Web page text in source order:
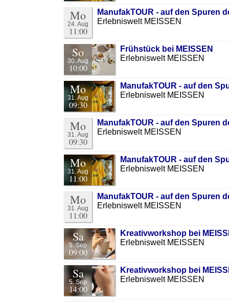
Mo
24. Aug
11:00
ManufakTOUR - auf den Spuren
Erlebniswelt MEISSEN
So
30. Aug
10:00
Frühstück bei MEISSEN
Erlebniswelt MEISSEN
Mo
31. Aug
09:30
ManufakTOUR - auf den
Erlebniswelt MEISSEN
Mo
31. Aug
09:30
ManufakTOUR - auf den Spuren
Erlebniswelt MEISSEN
Mo
31. Aug
11:00
ManufakTOUR - auf den
Erlebniswelt MEISSEN
Mo
31. Aug
11:00
ManufakTOUR - auf den Spuren
Erlebniswelt MEISSEN
Sa
5. Sep
09:00
Kreativworkshop bei
Erlebniswelt MEISSEN
Sa
5. Sep
14:00
Kreativworkshop bei
Erlebniswelt MEISSEN